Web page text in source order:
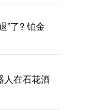
”了? 铂金
人在石花酒